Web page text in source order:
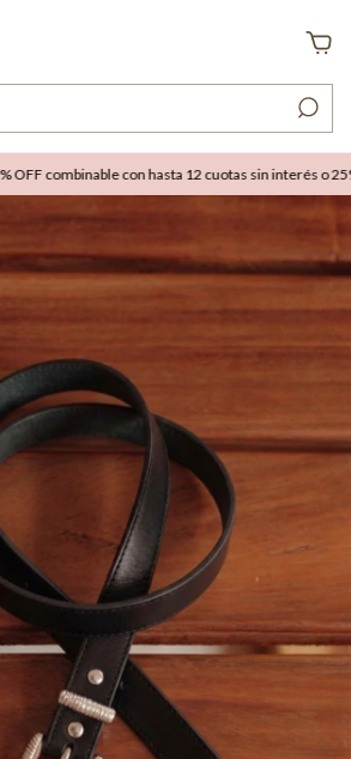
combinable con hasta 12 cuotas sin interés o 25%